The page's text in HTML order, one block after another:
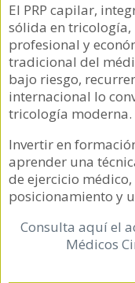
El PRP capilar,
sólida en tricología,
profesional y
tradicional del
bajo riesgo,
internacional lo
tricología moderna.
Invertir en
aprender una
de ejercicio
posicionamiento y
Consulta aquí el
Médicos